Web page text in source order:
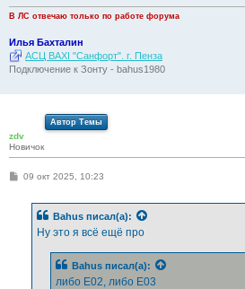
В ЛС отвечаю только по работе форума
Илья Бахталин
АСЦ BAXI "Санфорт". г. Пенза
Подключение к Зонту - bahus1980
Автор Темы
zdv
Новичок
С09 окт 2025, 10:23
Bahus писал(а):
Ну это я всё ещё про
Bahus писал(а):
либо Е02, либо Е03